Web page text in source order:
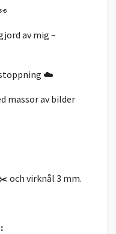
av mig –
☁️
massor av bilder
och virknål 3 mm.